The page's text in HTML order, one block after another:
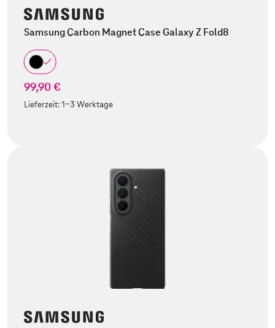
Samsung Carbon Magnet Case Galaxy Z Fold8
99,90 €
Lieferzeit:1-3 Werktage